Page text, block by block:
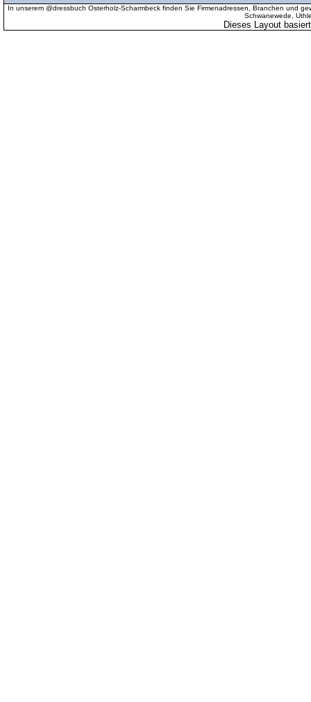
In unserem @dressbuch Osterholz-Scharmbeck finden Sie Firmenadressen, Branchen und
Schwanewede,
Dieses Layout